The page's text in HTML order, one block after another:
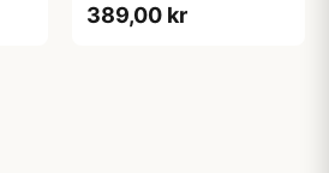
2XL
389,00 kr